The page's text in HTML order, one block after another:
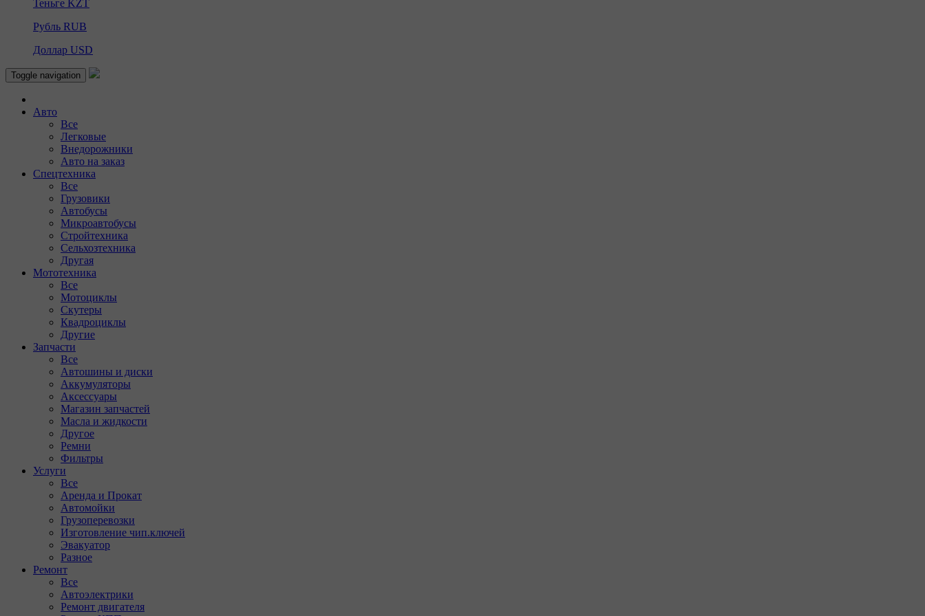
Теньге KZT
Рубль RUB
Доллар USD
Toggle navigation
Авто
Все
Легковые
Внедорожники
Авто на заказ
Спецтехника
Все
Грузовики
Автобусы
Микроавтобусы
Стройтехника
Сельхозтехника
Другая
Мототехника
Все
Мотоциклы
Скутеры
Квадроциклы
Другие
Запчасти
Все
Автошины и диски
Аккумуляторы
Аксессуары
Магазин запчастей
Масла и жидкости
Другое
Ремни
Фильтры
Услуги
Все
Аренда и Прокат
Автомойки
Грузоперевозки
Изготовление чип.ключей
Эвакуатор
Разное
Ремонт
Все
Автоэлектрики
Ремонт двигателя